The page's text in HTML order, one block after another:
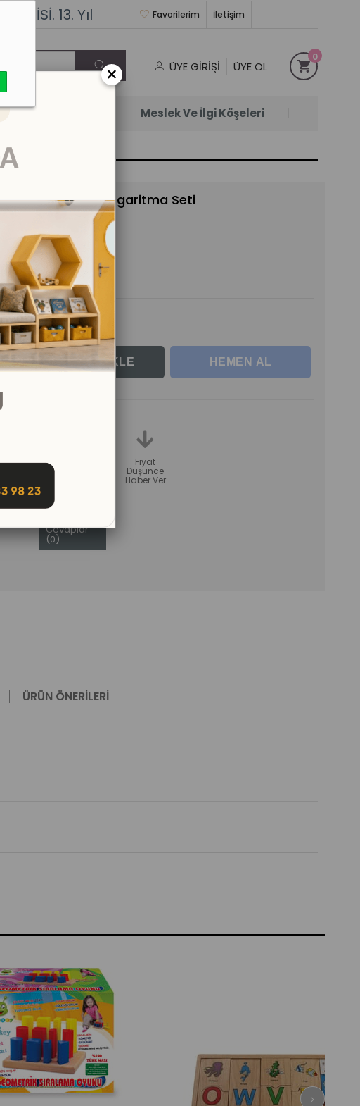
13. Yıl İletişim
Favorilerim
ÜYE GIRIŞI ÜYE OL
0
Çok Satanlar Meslek Ve İlgi Köşeleri
Sıralama Logaritma Seti
Dahil)
taksitlerle
İstek Listeme Fiyat
Düşünce
Haber Ver
Sorular (0)
Cevaplar
(0)
ÜRÜN ÖNERILERI
×